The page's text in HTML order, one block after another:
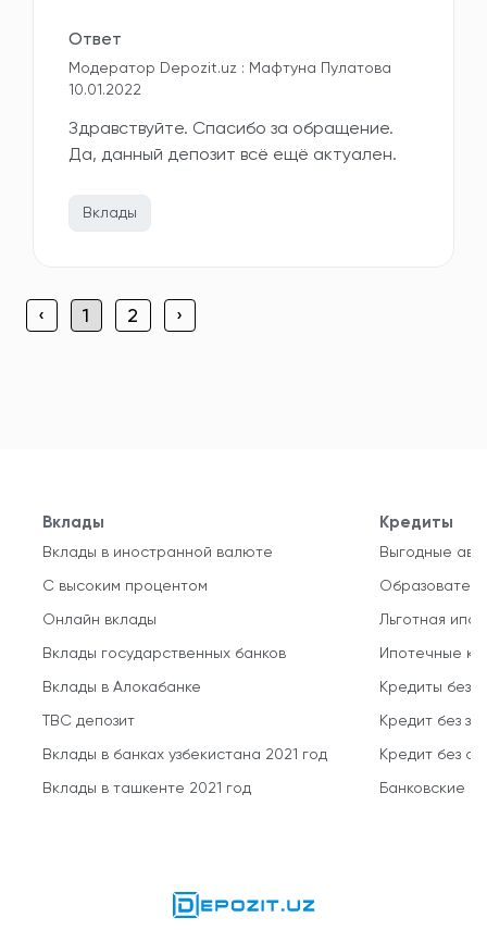
Ответ
Модератор Depozit.uz : Мафтуна Пулатова
10.01.2022
Здравствуйте. Спасибо за обращение.
Да, данный депозит всё ещё актуален.
Вклады
‹ 1 2 ›
Вклады
Вклады в иностранной валюте
С высоким процентом
Онлайн вклады
Вклады государственных банков
Вклады в Алокабанке
TBC депозит
Вклады в банках узбекистана 2021 год
Вклады в ташкенте 2021 год
Кредиты
Выгодные
Льготная
Ипотечные
Кредиты без
Кредит без
Кредит без
Банковские